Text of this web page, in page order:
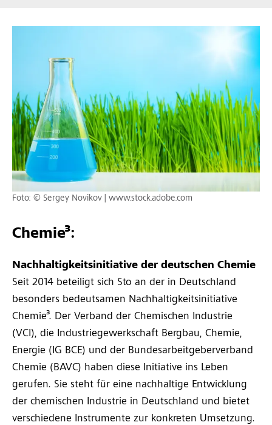
Chemie³:
Nachhaltigkeitsinitiative der deutschen Chemie
Seit 2014 beteiligt sich Sto an der in Deutschland
besonders bedeutsamen Nachhaltigkeitsinitiative
Chemie³. Der Verband der Chemischen Industrie
(VCI), die Industriegewerkschaft Bergbau, Chemie,
Energie (IG BCE) und der Bundesarbeitgeberverband
Chemie (BAVC) haben diese Initiative ins Leben
gerufen. Sie steht für eine nachhaltige Entwicklung
der chemischen Industrie in Deutschland und bietet
verschiedene Instrumente zur konkreten Umsetzung.
Foto: © Sergey Novikov | www.stock.adobe.com